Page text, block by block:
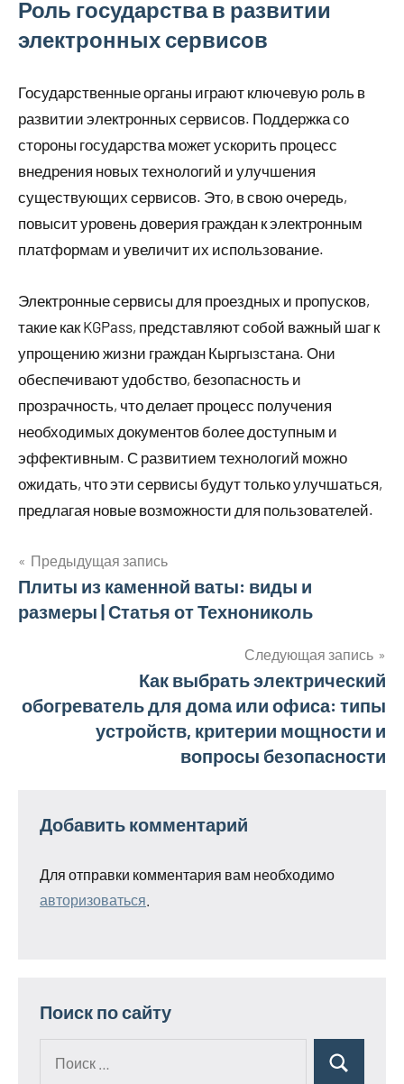
Роль государства в развитии
электронных сервисов
Государственные органы играют ключевую роль в
развитии электронных сервисов. Поддержка со
стороны государства может ускорить процесс
внедрения новых технологий и улучшения
существующих сервисов. Это, в свою очередь,
повысит уровень доверия граждан к электронным
платформам и увеличит их использование.
Электронные сервисы для проездных и пропусков,
такие как KGPass, представляют собой важный шаг к
упрощению жизни граждан Кыргызстана. Они
обеспечивают удобство, безопасность и
прозрачность, что делает процесс получения
необходимых документов более доступным и
эффективным. С развитием технологий можно
ожидать, что эти сервисы будут только улучшаться,
предлагая новые возможности для пользователей.
Навигация
по
Предыдущая запись
Плиты из каменной ваты: виды и
размеры | Статья от Технониколь
Следующая запись
Как выбрать электрический
обогреватель для дома или офиса: типы
устройств, критерии мощности и
вопросы безопасности
Добавить комментарий
Для отправки комментария вам необходимо
авторизоваться
Поиск по сайту
Поиск